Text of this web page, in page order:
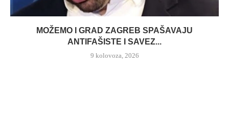
MOŽEMO I GRAD ZAGREB SPAŠAVAJU
ANTIFAŠISTE I SAVEZ...
9 kolovoza, 2026